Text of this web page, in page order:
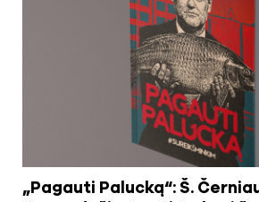
„Pagauti Palucką“: Š.